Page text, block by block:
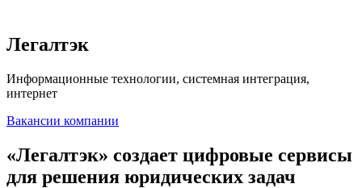
Легалтэк
Информационные технологии, системная интеграция,
интернет
Вакансии компании
«Легалтэк» создает цифровые сервисы
для решения юридических задач